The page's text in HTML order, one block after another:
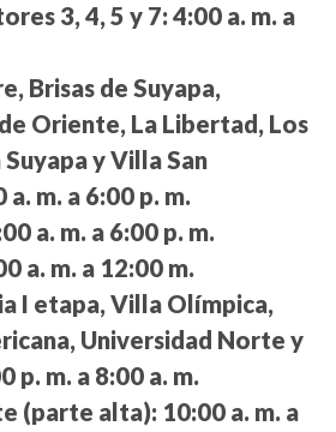
3, 4, 5 y 7: 4:00 a. m. a
Brisas de Suyapa,
Oriente, La Libertad, Los
y Villa San
a. m. a 6:00 p. m.
a. m. a 6:00 p. m.
a. m. a 12:00 m.
I etapa, Villa Olímpica,
Universidad Norte y
p. m. a 8:00 a. m.
(parte alta): 10:00 a. m. a